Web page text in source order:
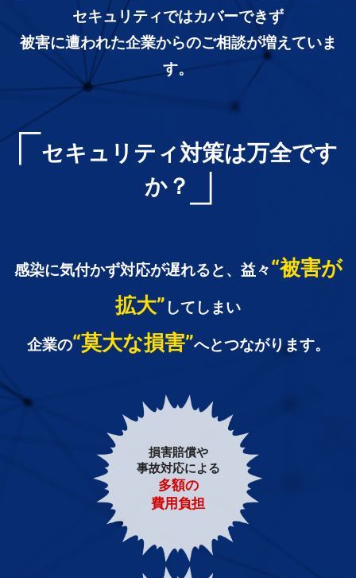
セキュリティではカバーできず
被害に遭われた企業からのご相談が増えていま
す。
セキュリティ対策は万全です
か？
感染に気付かず対応が遅れると、益々“被害が
拡大” してしまい
企業の“莫大な損害”へとつながります。
損害賠償や
事故対応による
多額の
費用負担